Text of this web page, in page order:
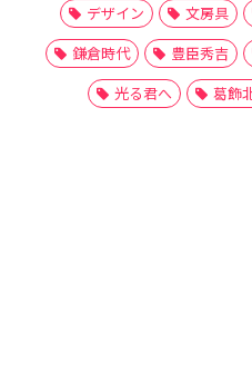
デザイン
文房具
鎌倉時代
豊臣秀吉
光る君へ
葛飾